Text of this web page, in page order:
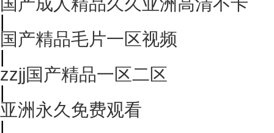
|
国产精品毛片一区视频
|
zzjj国产精品一区二区
|
亚洲永久免费观看
|